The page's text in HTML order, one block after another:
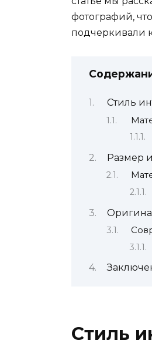
фотографий,
подчеркивали
Стиль
Размер
Стиль